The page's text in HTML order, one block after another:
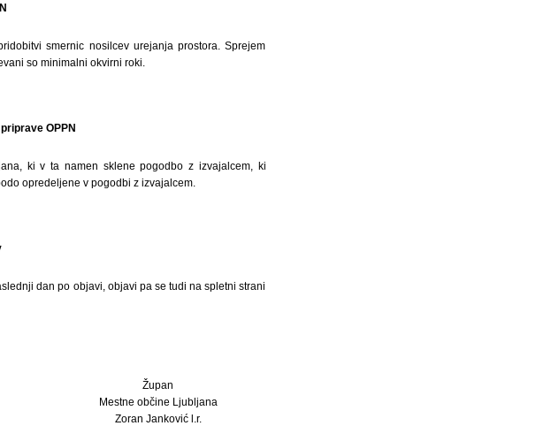
smernic nosilcev urejanja prostora. Sprejem
so minimalni okvirni roki.
OPPN
ki v ta namen sklene pogodbo z izvajalcem, ki
opredeljene v pogodbi z izvajalcem.
dan po objavi, objavi pa se tudi na spletni strani
Župan
Mestne občine Ljubljana
Zoran Janković l.r.